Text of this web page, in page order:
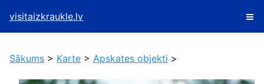
visitaizkraukle.lv
Sākums > Karte > Apskates objekti >